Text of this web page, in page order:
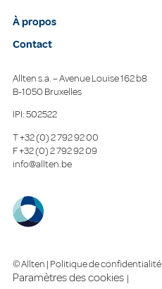
À propos
Contact
Allten s.a. – Avenue Louise 162 b8
B-1050 Bruxelles
IPI: 502522
T+32 (0) 2 792 92 00
F+32 (0) 2 792 92 09
info@allten.be
© Allten | Politique de confidentialité
Paramètres des cookies |